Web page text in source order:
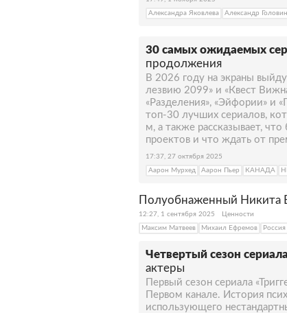
Александра Яковлева
Александр Головин
30 самых ожидаемых
продолжения
В 2026 году на экраны
лезвию 2099» и «Квест
«Разделения», «Эйфории» и
топ-30 лучших сериалов,
м, а также рассказывает,
проектов и что ждать от
17:37, 27 октября 2025
Аарон Мурхед
Аарон Пьер КАНАДА
Полуобнаженный Никита
12:27, 1 сентября 2025
Ценности
Максим Матвеев
Михаил Ефремов Россия
Четвертый сезон сериала
актеры
Первый сезон сериала
Первом канале. История
использующего